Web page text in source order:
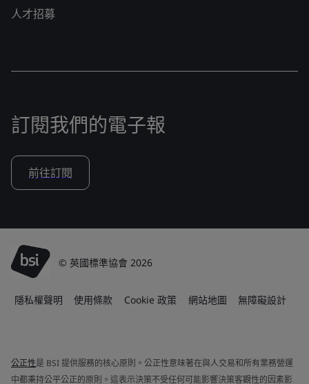
人才招募
訂閱我們的電子報
前往訂閱
© 英國標準協會 2026
隱私權聲明 使用條款 Cookie 政策 網站地圖 無障礙設計
公正性是 BSI 提供服務的核心原則。公正性意味著在與人交易和所有業務營運
中都秉持公平公正的原則。這表示決策不受任何可能影響決策客觀性的因素影